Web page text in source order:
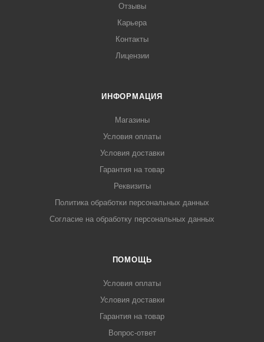
Отзывы
Карьера
Контакты
Лицензии
ИНФОРМАЦИЯ
Магазины
Условия оплаты
Условия доставки
Гарантия на товар
Реквизиты
Политика обработки персональных данных
Согласие на обработку персональных данных
ПОМОЩЬ
Условия оплаты
Условия доставки
Гарантия на товар
Вопрос-ответ